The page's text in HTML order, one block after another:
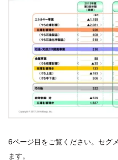
6ページ目をご覧ください。セグ
ます。